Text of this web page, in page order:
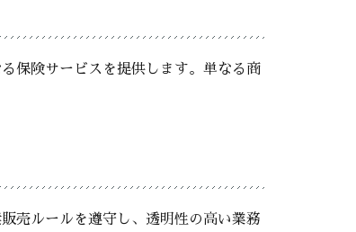
保険サービスを提供します。単なる商
売ルールを遵守し、透明性の高い業務